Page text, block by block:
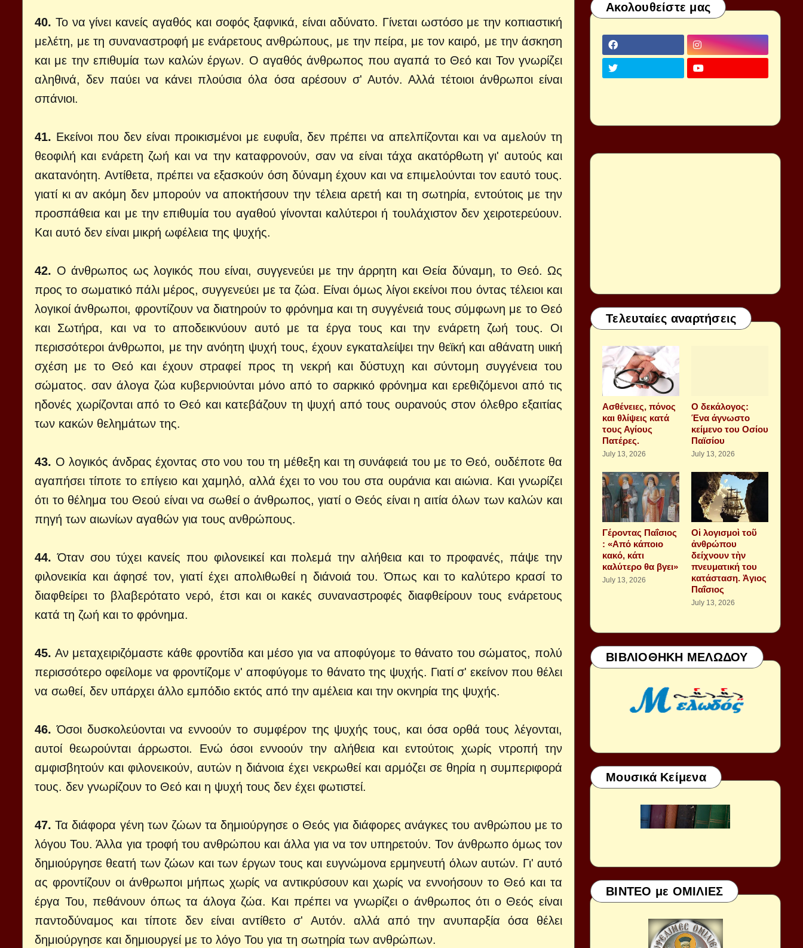
40. Το να γίνει κανείς αγαθός και σοφός ξαφνικά, είναι αδύνατο. Γίνεται ωστόσο με την κοπιαστική
μελέτη, με τη συναναστροφή με ενάρετους ανθρώπους, με την πείρα, με τον καιρό, με την άσκηση
και με την επιθυμία των καλών έργων. Ο αγαθός άνθρωπος που αγαπά το Θεό και Τον γνωρίζει
αληθινά, δεν παύει να κάνει πλούσια όλα όσα αρέσουν σ' Αυτόν. Αλλά τέτοιοι άνθρωποι είναι
σπάνιοι.
41. Εκείνοι που δεν είναι προικισμένοι με ευφυΐα, δεν πρέπει να απελπίζονται και να αμελούν τη
θεοφιλή και ενάρετη ζωή και να την καταφρονούν, σαν να είναι τάχα ακατόρθωτη γι' αυτούς και
ακατανόητη. Αντίθετα, πρέπει να εξασκούν όση δύναμη έχουν και να επιμελούνται τον εαυτό τους.
γιατί κι αν ακόμη δεν μπορούν να αποκτήσουν την τέλεια αρετή και τη σωτηρία, εντούτοις με την
προσπάθεια και με την επιθυμία του αγαθού γίνονται καλύτεροι ή τουλάχιστον δεν χειροτερεύουν.
Και αυτό δεν είναι μικρή ωφέλεια της ψυχής.
42. Ο άνθρωπος ως λογικός που είναι, συγγενεύει με την άρρητη και Θεία δύναμη, το Θεό. Ως
προς το σωματικό πάλι μέρος, συγγενεύει με τα ζώα. Είναι όμως λίγοι εκείνοι που όντας τέλειοι και
λογικοί άνθρωποι, φροντίζουν να διατηρούν το φρόνημα και τη συγγένειά τους σύμφωνη με το Θεό
και Σωτήρα, και να το αποδεικνύουν αυτό με τα έργα τους και την ενάρετη ζωή τους. Οι
περισσότεροι άνθρωποι, με την ανόητη ψυχή τους, έχουν εγκαταλείψει την θεϊκή και αθάνατη υιική
σχέση με το Θεό και έχουν στραφεί προς τη νεκρή και δύστυχη και σύντομη συγγένεια του
σώματος. σαν άλογα ζώα κυβερνιούνται μόνο από το σαρκικό φρόνημα και ερεθιζόμενοι από τις
ηδονές χωρίζονται από το Θεό και κατεβάζουν τη ψυχή από τους ουρανούς στον όλεθρο εξαιτίας
των κακών θελημάτων της.
43. Ο λογικός άνδρας έχοντας στο νου του τη μέθεξη και τη συνάφειά του με το Θεό, ουδέποτε θα
αγαπήσει τίποτε το επίγειο και χαμηλό, αλλά έχει το νου του στα ουράνια και αιώνια. Και γνωρίζει
ότι το θέλημα του Θεού είναι να σωθεί ο άνθρωπος, γιατί ο Θεός είναι η αιτία όλων των καλών και
πηγή των αιωνίων αγαθών για τους ανθρώπους.
44. Όταν σου τύχει κανείς που φιλονεικεί και πολεμά την αλήθεια και το προφανές, πάψε την
φιλονεικία και άφησέ τον, γιατί έχει απολιθωθεί η διάνοιά του. Όπως και το καλύτερο κρασί το
διαφθείρει το βλαβερότατο νερό, έτσι και οι κακές συναναστροφές διαφθείρουν τους ενάρετους
κατά τη ζωή και το φρόνημα.
45. Αν μεταχειριζόμαστε κάθε φροντίδα και μέσο για να αποφύγομε το θάνατο του σώματος, πολύ
περισσότερο οφείλομε να φροντίζομε ν' αποφύγομε το θάνατο της ψυχής. Γιατί σ' εκείνον που θέλει
να σωθεί, δεν υπάρχει άλλο εμπόδιο εκτός από την αμέλεια και την οκνηρία της ψυχής.
46. Όσοι δυσκολεύονται να εννοούν το συμφέρον της ψυχής τους, και όσα ορθά τους λέγονται,
αυτοί θεωρούνται άρρωστοι. Ενώ όσοι εννοούν την αλήθεια και εντούτοις χωρίς ντροπή την
αμφισβητούν και φιλονεικούν, αυτών η διάνοια έχει νεκρωθεί και αρμόζει σε θηρία η συμπεριφορά
τους. δεν γνωρίζουν το Θεό και η ψυχή τους δεν έχει φωτιστεί.
47. Τα διάφορα γένη των ζώων τα δημιούργησε ο Θεός για διάφορες ανάγκες του ανθρώπου με το
λόγου Του. Άλλα για τροφή του ανθρώπου και άλλα για να τον υπηρετούν. Τον άνθρωπο όμως τον
δημιούργησε θεατή των ζώων και των έργων τους και ευγνώμονα ερμηνευτή όλων αυτών. Γι' αυτό
ας φροντίζουν οι άνθρωποι μήπως χωρίς να αντικρύσουν και χωρίς να εννοήσουν το Θεό και τα
έργα Του, πεθάνουν όπως τα άλογα ζώα. Και πρέπει να γνωρίζει ο άνθρωπος ότι ο Θεός είναι
παντοδύναμος και τίποτε δεν είναι αντίθετο σ' Αυτόν. αλλά από την ανυπαρξία όσα θέλει
δημιούργησε και δημιουργεί με το λόγο Του για τη σωτηρία των ανθρώπων.
Ακολουθείστε μας
Τελευταίες αναρτήσεις
Aσθένειες, πόνος
και θλίψεις κατά
τους Αγίους
Πατέρες.
July 13, 2026
Ο δεκάλογος:
Ένα άγνωστο
κείμενο του Οσίου
Παϊσίου
July 13, 2026
Γέροντας Παΐσιος
: «Από κάποιο
κακό, κάτι
καλύτερο θα βγει»
July 13, 2026
Οἱ λογισμοὶ τοῦ
ἀνθρώπου
δείχνουν τὴν
πνευματική του
κατάσταση. Ἁγιος
Παΐσιος
July 13, 2026
ΒΙΒΛΙΟΘΗΚΗ ΜΕΛΩΔΟΥ
Μουσικά Κείμενα
ΒΙΝΤΕΟ με ΟΜΙΛΙΕΣ